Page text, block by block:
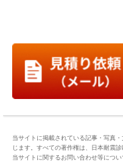
当サイトに掲載されている記事・写真
じます。すべての著作権は、日本耐震
当サイトに関するお問い合わせ等につ